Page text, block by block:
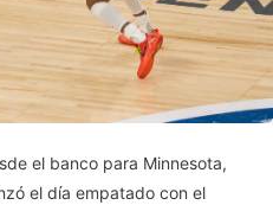
el banco para Minnesota,
el día empatado con el